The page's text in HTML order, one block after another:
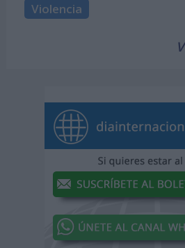
Violencia